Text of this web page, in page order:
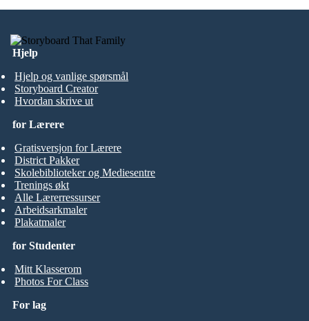
Hjelp
Hjelp og vanlige spørsmål
Storyboard Creator
Hvordan skrive ut
for Studenter
Mitt Klasserom
Photos For Class
for Lærere
Gratisversjon for Lærere
District Pakker
Skolebiblioteker og Mediesentre
Trenings økt
Alle Lærerressurser
Arbeidsarkmaler
Plakatmaler
For lag